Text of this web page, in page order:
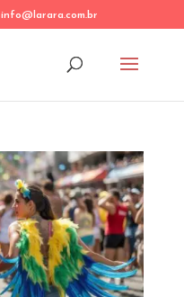
info@larara.com.br